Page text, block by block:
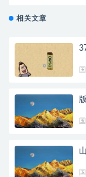
相关文章